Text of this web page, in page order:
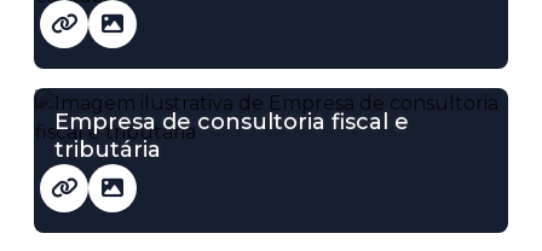
Empresa de consultoria fiscal e
tributária